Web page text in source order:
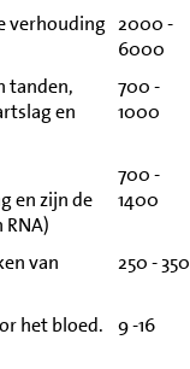
verhouding 2000 -
6000
tanden,
en
700 -
1000
en zijn de
700 -
1400
van
250 - 350
het bloed. 9 -16